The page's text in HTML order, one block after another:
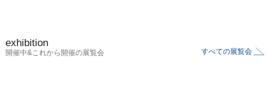
exhibition
開催中&これから開催の展覧会 すべての展覧会